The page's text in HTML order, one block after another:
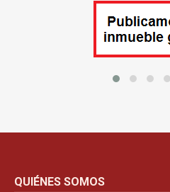
QUIÉNES SOMOS